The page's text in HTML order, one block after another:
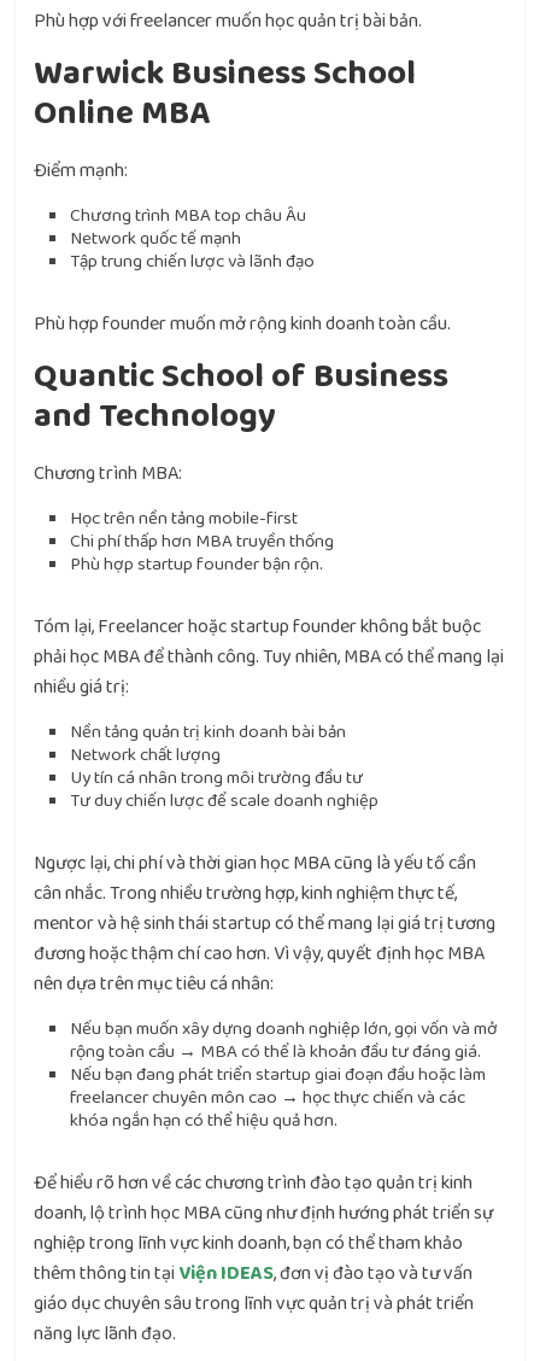
Phù hợp với freelancer muốn học quản trị bài bản.
Warwick Business School
Online MBA
Điểm mạnh:
Chương trình MBA top châu Âu
Network quốc tế mạnh
Tập trung chiến lược và lãnh đạo
Phù hợp founder muốn mở rộng kinh doanh toàn cầu.
Quantic School of Business
and Technology
Chương trình MBA:
Học trên nền tảng mobile-first
Chi phí thấp hơn MBA truyền thống
Phù hợp startup founder bận rộn.
Tóm lại, Freelancer hoặc startup founder không bắt buộc
phải học MBA để thành công. Tuy nhiên, MBA có thể mang lại
nhiều giá trị:
Nền tảng quản trị kinh doanh bài bản
Network chất lượng
Uy tín cá nhân trong môi trường đầu tư
Tư duy chiến lược để scale doanh nghiệp
Ngược lại, chi phí và thời gian học MBA cũng là yếu tố cần
cân nhắc. Trong nhiều trường hợp, kinh nghiệm thực tế,
mentor và hệ sinh thái startup có thể mang lại giá trị tương
đương hoặc thậm chí cao hơn. Vì vậy, quyết định học MBA
nên dựa trên mục tiêu cá nhân:
Nếu bạn muốn xây dựng doanh nghiệp lớn, gọi vốn và mở
rộng toàn cầu → MBA có thể là khoản đầu tư đáng giá.
Nếu bạn đang phát triển startup giai đoạn đầu hoặc làm
freelancer chuyên môn cao → học thực chiến và các
khóa ngắn hạn có thể hiệu quả hơn.
Để hiểu rõ hơn về các chương trình đào tạo quản trị kinh
doanh, lộ trình học MBA cũng như định hướng phát triển sự
nghiệp trong lĩnh vực kinh doanh, bạn có thể tham khảo
thêm thông tin tại Viện IDEAS, đơn vị đào tạo và tư vấn
giáo dục chuyên sâu trong lĩnh vực quản trị và phát triển
năng lực lãnh đạo.